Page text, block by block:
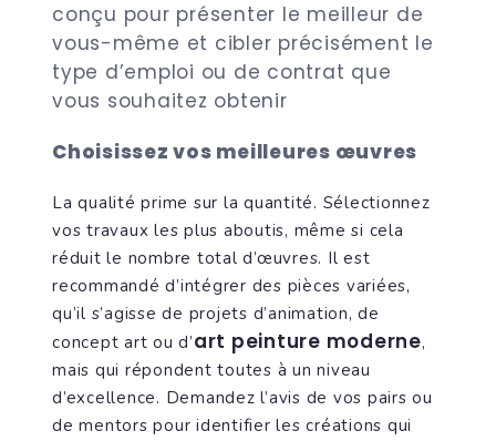
conçu pour présenter le meilleur de
vous-même et cibler précisément le
type d’emploi ou de contrat que
vous souhaitez obtenir
Choisissez vos meilleures œuvres
La qualité prime sur la quantité. Sélectionnez
vos travaux les plus aboutis, même si cela
réduit le nombre total d’œuvres. Il est
recommandé d’intégrer des pièces variées,
qu’il s’agisse de projets d’animation, de
concept art ou d’art peinture moderne,
mais qui répondent toutes à un niveau
d’excellence. Demandez l’avis de vos pairs ou
de mentors pour identifier les créations qui